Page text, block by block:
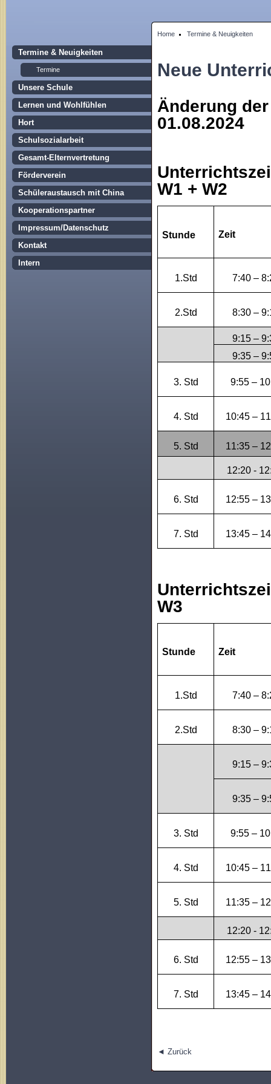
Home Termine & Neuigkeiten
Termine & Neuigkeiten
Termine
Unsere Schule
Lernen und Wohlfühlen
Hort
Schulsozialarbeit
Gesamt-Elternvertretung
Förderverein
Schüleraustausch mit China
Kooperationspartner
Impressum/Datenschutz
Kontakt
Intern
Neue
Änderung
01.08.2024
W1 + W2
Stunde Zeit
1.Std 7:40 –
2.Std 8:30 –
9:15 –
9:35 –
3. Std 9:55 –
4. Std 10:45 –
5. Std 11:35 –
12:20 -
6. Std 12:55 –
7. Std 13:45 –
W3
Stunde Zeit
1.Std 7:40 –
2.Std 8:30 –
9:15 –
9:35 –
3. Std 9:55 –
4. Std 10:45 –
5. Std 11:35 –
12:20 -
6. Std 12:55 –
7. Std 13:45 –
◄ Zurück